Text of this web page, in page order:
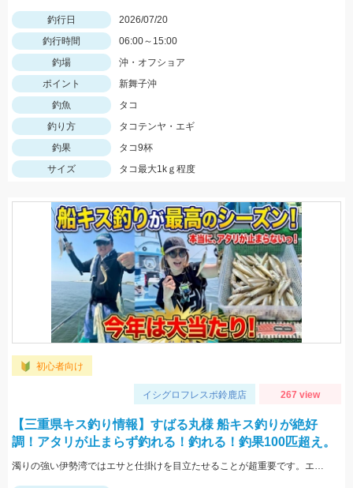
釣行日
2026/07/20
釣行時間
06:00～15:00
釣場
沖・オフショア
ポイント
新舞子沖
釣魚
タコ
釣り方
タコテンヤ・エギ
釣果
タコ9杯
サイズ
タコ最大1kｇ程度
初心者向け
イシグロフレスポ鈴鹿店 267 view
【三重県キス釣り情報】すばる丸様 船キス釣りが絶好
調！アタリが止まらず釣れる！釣れる！釣果100匹超え。
濁りの強い伊勢湾ではエサと仕掛けを目立たせることが超重要です。エサは目立つオレンジ「ゴールドイソメを」を。天秤に付けるオモリにはキラキラ光るTsulino「カスタムカラーシンカー」がベストです。